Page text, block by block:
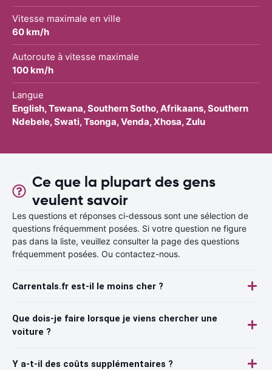
Vitesse maximale en ville
60 km/h
Autoroute à vitesse maximale
100 km/h
Langue
English, Tswana, Southern Sotho, Afrikaans, Southern
Ndebele, Swati, Tsonga, Venda, Xhosa, Zulu
Ce que la plupart des gens
veulent savoir
Les questions et réponses ci-dessous sont une sélection de
questions fréquemment posées. Si votre question ne figure
pas dans la liste, veuillez consulter la page des questions
fréquemment posées. Ou contactez-nous.
Carrentals.fr est-il le moins cher ?
Que dois-je faire lorsque je viens chercher une
voiture ?
Y a-t-il des coûts supplémentaires ?